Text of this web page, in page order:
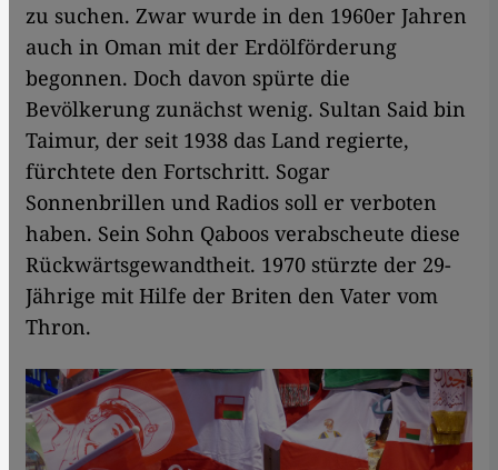
zu suchen. Zwar wurde in den 1960er Jahren
auch in Oman mit der Erdölförderung
begonnen. Doch davon spürte die
Bevölkerung zunächst wenig. Sultan Said bin
Taimur, der seit 1938 das Land regierte,
fürchtete den Fortschritt. Sogar
Sonnenbrillen und Radios soll er verboten
haben. Sein Sohn Qaboos verabscheute diese
Rückwärtsgewandtheit. 1970 stürzte der 29-
Jährige mit Hilfe der Briten den Vater vom
Thron.